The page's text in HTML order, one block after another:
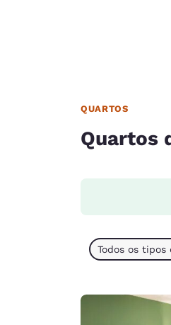
QUARTOS
Quartos
Todos os tipos